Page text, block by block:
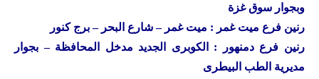
وبجوار سوق غزة
رنين فرع ميت غمر : ميت غمر – شارع البحر – برج كنور
رنين فرع دمنهور : الكوبرى الجديد مدخل المحافظة – بجوار
مديرية الطب البيطرى